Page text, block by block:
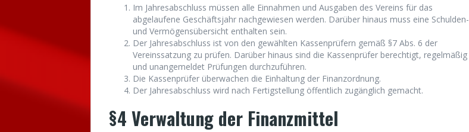
Im Jahresabschluss müssen alle Einnahmen und Ausgaben des Vereins für das
abgelaufene Geschäftsjahr nachgewiesen werden. Darüber hinaus muss eine Schulden-
und Vermögensübersicht enthalten sein.
Der Jahresabschluss ist von den gewählten Kassenprüfern gemäß §7 Abs. 6 der
Vereinssatzung zu prüfen. Darüber hinaus sind die Kassenprüfer berechtigt, regelmäßig
und unangemeldet Prüfungen durchzuführen.
Die Kassenprüfer überwachen die Einhaltung der Finanzordnung.
Der Jahresabschluss wird nach Fertigstellung öffentlich zugänglich gemacht.
§4 Verwaltung der Finanzmittel